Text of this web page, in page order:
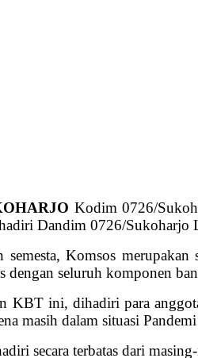
Kodim 0726/
Dandim 0726/
semesta, Komsos
seluruh komponen
KBT ini, dihadiri para
masih dalam situasi
secara terbatas dari